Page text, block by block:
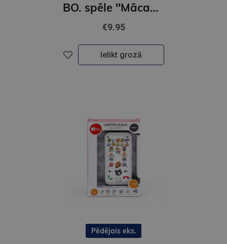
BO. spēle ''Mācamies angļu valodu'' LV
€9.95
Ielikt grozā
Pēdējais eks.